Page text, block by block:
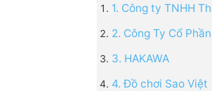
1. Công ty TNHH
2. Công Ty Cổ
3. HAKAWA
4. Đồ chơi Sao Việt